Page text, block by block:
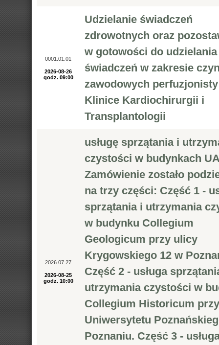
0001.01.01
2026-08-26
godz. 09:00
Udzielanie świadczeń
zdrowotnych oraz
w gotowości do udzielania
świadczeń w zakresie
zawodowych
Klinice Kardiochirurgii i
Transplantologii
2026.07.27
2026-08-25
godz. 10:00
usługę sprzątania i
czystości w budynkach
Zamówienie zostało
na trzy części: Część 1 -
sprzątania i utrzymania
w budynku Collegium
Geologicum przy ulicy
Krygowskiego 12 w
Część 2 - usługa
utrzymania czystości w
Collegium Historicum
Uniwersytetu
Poznaniu. Część 3 -